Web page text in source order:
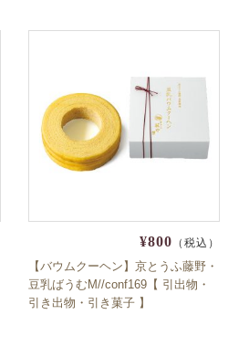
¥800 （税込）
【バウムクーヘン】京とうふ藤野・
豆乳ばうむM//conf169【 引出物・
引き出物・引き菓子 】